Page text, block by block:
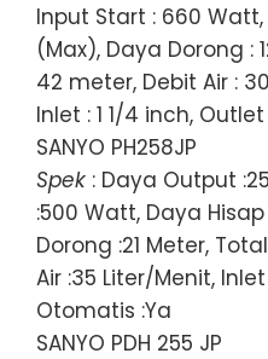
Input Start : 660
(Max), Daya Dorong :
42 meter, Debit Air :
Inlet : 1 1/4 inch,
SANYO PH258JP
Spek : Daya Output
:500 Watt, Daya
Dorong :21 Meter,
Air :35 Liter/Menit,
Otomatis :Ya
SANYO PDH 255 JP